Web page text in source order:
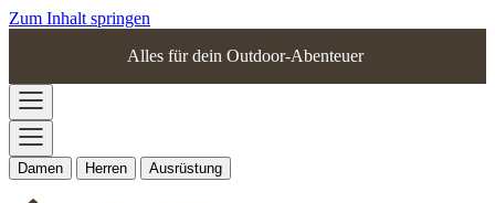
Zum Inhalt springen
Alles für dein Outdoor-Abenteuer
Damen Herren Ausrüstung